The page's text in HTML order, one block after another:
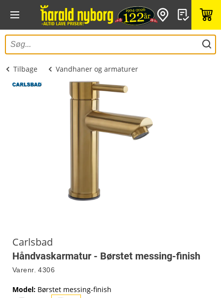
Tilbage Vandhaner og armaturer
Carlsbad
Håndvaskarmatur - Børstet messing-finish
Varenr. 4306
Model: Børstet messing-finish